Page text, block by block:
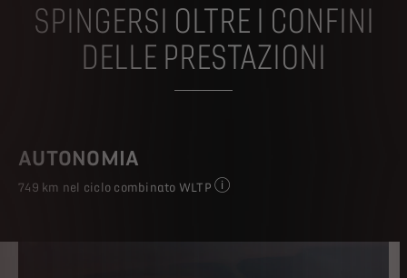
SPINGERSI OLTRE I CONFINI
DELLE PRESTAZIONI
AUTONOMIA
749 km nel ciclo combinato WLTP